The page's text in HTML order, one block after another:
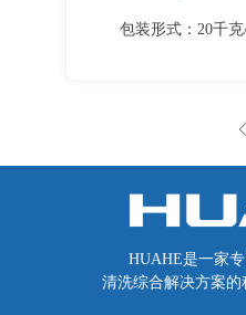
包装形式：20千克
ꄴ
HUAHE是一家
清洗综合解决方案的